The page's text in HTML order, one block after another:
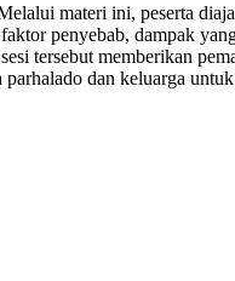
materi ini, peserta
penyebab, dampak
tersebut memberikan
dan keluarga